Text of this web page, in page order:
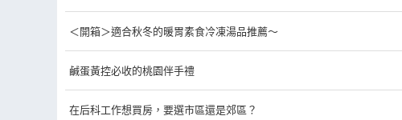
＜開箱＞適合秋冬的暖胃素食冷凍湯品推薦～
鹹蛋黃控必收的桃園伴手禮
在后科工作想買房，要選市區還是郊區？